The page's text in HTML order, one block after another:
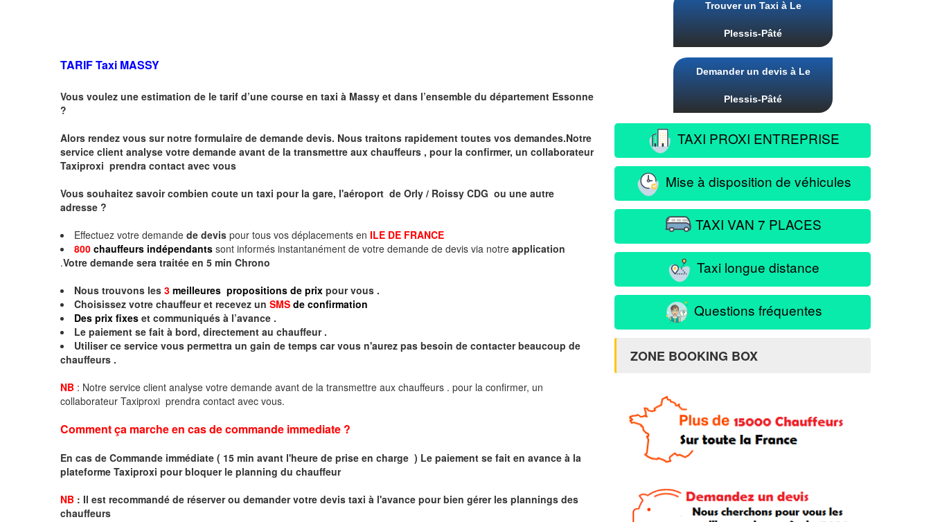
TARIF Taxi MASSY
Vous voulez une estimation de le tarif d’une course en taxi à Massy et dans l’ensemble du département Essonne
?
Alors rendez vous sur notre formulaire de demande devis. Nous traitons rapidement toutes vos demandes.Notre
service client analyse votre demande avant de la transmettre aux chauffeurs , pour la confirmer, un collaborateur
Taxiproxi prendra contact avec vous
Vous souhaitez savoir combien coute un taxi pour la gare, l'aéroport de Orly / Roissy CDG ou une autre
adresse ?
Effectuez votre demande de devis pour tous vos déplacements en ILE DE FRANCE
800 chauffeurs indépendants sont informés instantanément de votre demande de devis via notre application
.Votre demande sera traitée en 5 min Chrono
Nous trouvons les 3 meilleures propositions de prix pour vous .
Choisissez votre chauffeur et recevez un SMS de confirmation
Des prix fixes et communiqués à l’avance .
Le paiement se fait à bord, directement au chauffeur .
Utiliser ce service vous permettra un gain de temps car vous n'aurez pas besoin de contacter beaucoup de
chauffeurs .
NB : Notre service client analyse votre demande avant de la transmettre aux chauffeurs . pour la confirmer, un
collaborateur Taxiproxi prendra contact avec vous.
Comment ça marche en cas de commande immediate ?
En cas de Commande immédiate ( 15 min avant l'heure de prise en charge ) Le paiement se fait en avance à la
plateforme Taxiproxi pour bloquer le planning du chauffeur
NB : Il est recommandé de réserverou demandervotre devis taxi à l'avance pour bien gérer les plannings des
chauffeurs
Trouver un Taxi à Le
Plessis-Pâté
Demander un devis à Le
Plessis-Pâté
TAXI PROXI ENTREPRISE
Mise à disposition de véhicules
TAXI VAN 7 PLACES
Taxi longue distance
Questions fréquentes
ZONE BOOKING BOX